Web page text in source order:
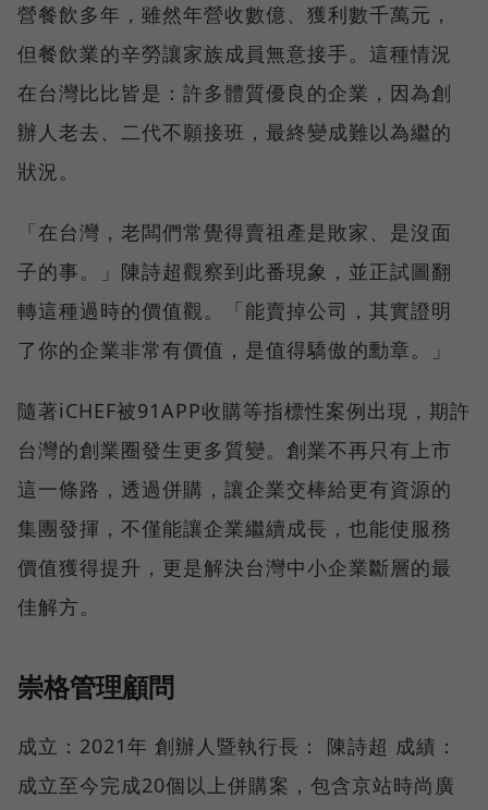
營餐飲多年，雖然年營收數億、獲利數千萬元，
但餐飲業的辛勞讓家族成員無意接手。這種情況
在台灣比比皆是：許多體質優良的企業，因為創
辦人老去、二代不願接班，最終變成難以為繼的
狀況。
「在台灣，老闆們常覺得賣祖產是敗家、是沒面
子的事。」陳詩超觀察到此番現象，並正試圖翻
轉這種過時的價值觀。「能賣掉公司，其實證明
了你的企業非常有價值，是值得驕傲的勳章。」
隨著iCHEF被91APP收購等指標性案例出現，期許
台灣的創業圈發生更多質變。創業不再只有上市
這一條路，透過併購，讓企業交棒給更有資源的
集團發揮，不僅能讓企業繼續成長，也能使服務
價值獲得提升，更是解決台灣中小企業斷層的最
佳解方。
崇格管理顧問
成立：2021年 創辦人暨執行長： 陳詩超 成績：
成立至今完成20個以上併購案，包含京站時尚廣